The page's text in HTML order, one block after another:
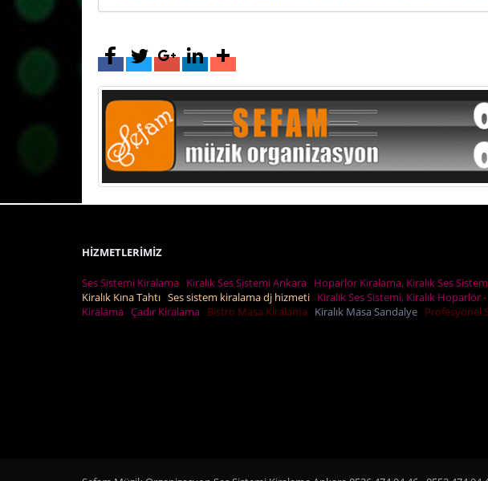
HİZMETLERİMİZ
Ses Sistemi Kiralama Kiralık Ses Sistemi Ankara Hoparlör Kiralama, Kiralık Ses
Kiralık Kına Tahtı Ses sistem kiralama dj hizmeti Kiralık Ses Sistemi, Kiralık
Kiralama Çadır Kiralama Bistro Masa Kiralama Kiralık Masa Sandalye Profesyonel